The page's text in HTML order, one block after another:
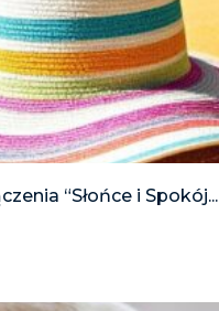
“Słońce i Spokój...